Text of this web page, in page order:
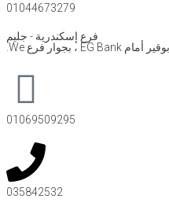
01044673279
فرع إسكندرية - جليم
01069509295
035842532